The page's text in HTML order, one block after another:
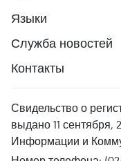
Языки
Служба новостей
Контакты
Свидельство о
выдано 11 сентября,
Информации и